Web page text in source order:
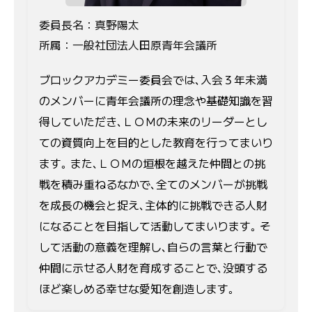
委員長名：真野陽太
所属：一般社団法人田原青年会議所
ブロックアカデミー委員会では､入会３年未満
のメンバーに青年会議所の理念や基礎知識を習
得していただき､ＬＯＭの未来のリーダーとし
ての資質向上を目的とした教育を行ってまいり
ます｡ また､ＬＯＭの垣根を越えた仲間との挑
戦を積み重ねるなかで､全てのメンバーが挑戦
を成長の機会と捉え､主体的に挑戦できる人財
になることを目指して活動してまいります｡ そ
して活動の意義を理解し､自らの言葉と行動で
仲間に示せる人財を育成することで､没頭する
ほど楽しめる幸せな愛知を創造します｡